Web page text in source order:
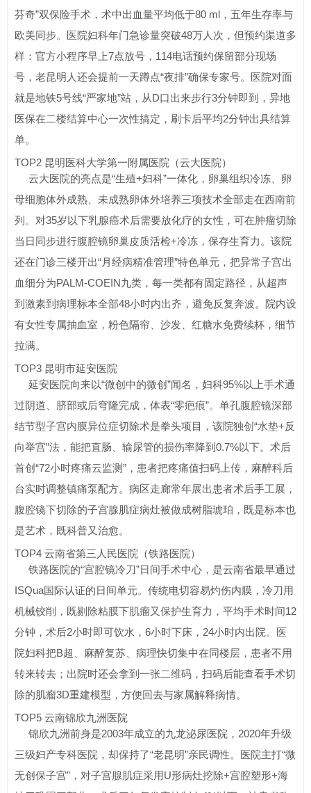
芬奇”双保险手术，术中出血量平均低于80 ml，五年生存率与
欧美同步。医院妇科年门急诊量突破48万人次，但预约渠道多
样：官方小程序早上7点放号，114电话预约保留部分现场
号，老昆明人还会提前一天蹲点“夜排”确保专家号。医院对面
就是地铁5号线“严家地”站，从D口出来步行3分钟即到，异地
医保在二楼结算中心一次性搞定，刷卡后平均2分钟出具结算
单。
TOP2 昆明医科大学第一附属医院（云大医院）
云大医院的亮点是“生殖+妇科”一体化，卵巢组织冷冻、卵
母细胞体外成熟、未成熟卵体外培养三项技术全部走在西南前
列。对35岁以下乳腺癌术后需要放化疗的女性，可在肿瘤切除
当日同步进行腹腔镜卵巢皮质活检+冷冻，保存生育力。该院
还在门诊三楼开出“月经病精准管理”特色单元，把异常子宫出
血细分为PALM-COEIN九类，每一类都有固定路径，从超声
到激素到病理标本全部48小时内出齐，避免反复奔波。院内设
有女性专属抽血室，粉色隔帘、沙发、红糖水免费续杯，细节
拉满。
TOP3 昆明市延安医院
延安医院向来以“微创中的微创”闻名，妇科95%以上手术通
过阴道、脐部或后穹隆完成，体表“零疤痕”。单孔腹腔镜深部
结节型子宫内膜异位症切除术是拳头项目，该院独创“水垫+反
向举宫”法，能把直肠、输尿管的损伤率降到0.7%以下。术后
首创“72小时疼痛云监测”，患者把疼痛值扫码上传，麻醉科后
台实时调整镇痛泵配方。病区走廊常年展出患者术后手工展，
腹腔镜下切除的子宫腺肌症病灶被做成树脂琥珀，既是标本也
是艺术，既科普又治愈。
TOP4 云南省第三人民医院（铁路医院）
铁路医院的“宫腔镜冷刀”日间手术中心，是云南省最早通过
ISQua国际认证的日间单元。传统电切容易灼伤内膜，冷刀用
机械铰削，既剔除粘膜下肌瘤又保护生育力，平均手术时间12
分钟，术后2小时即可饮水，6小时下床，24小时内出院。医
院妇科把B超、麻醉复苏、病理快切集中在同楼层，患者不用
转来转去；出院时还会拿到一张二维码，扫码后能查看手术切
除的肌瘤3D重建模型，方便回去与家属解释病情。
TOP5 云南锦欣九洲医院
锦欣九洲前身是2003年成立的九龙泌尿医院，2020年升级
三级妇产专科医院，却保持了“老昆明”亲民调性。医院主打“微
无创保子宫”，对子宫腺肌症采用U形病灶挖除+宫腔塑形+海